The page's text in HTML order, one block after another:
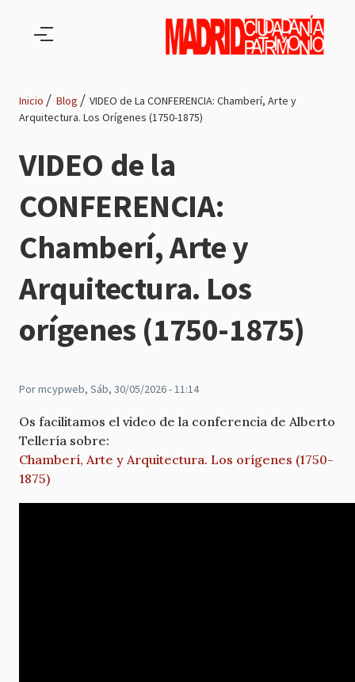
de
navegación
Inicio Blog
VIDEO de La CONFERENCIA: Chamberí, Arte y
Arquitectura. Los Orígenes (1750-1875)
VIDEO de la
CONFERENCIA:
Chamberí, Arte y
Arquitectura. Los
orígenes (1750-1875)
Pormcypweb, Sáb, 30/05/2026 - 11:14
Os facilitamos el video de la conferencia de Alberto
Tellería sobre:
Chamberí, Arte y Arquitectura. Los orígenes (1750-
1875)